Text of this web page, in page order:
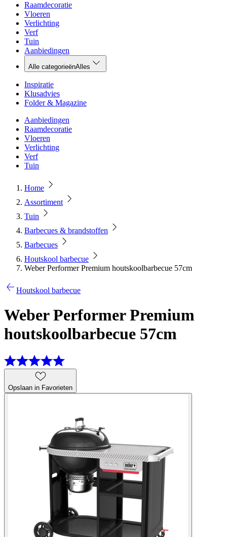
Raamdecoratie
Vloeren
Verlichting
Verf
Tuin
Aanbiedingen
Alle categorieënAlles
Inspiratie
Klusadvies
Folder & Magazine
Aanbiedingen
Raamdecoratie
Vloeren
Verlichting
Verf
Tuin
Home
Assortiment
Tuin
Barbecues & brandstoffen
Barbecues
Houtskool barbecue
Weber Performer Premium houtskoolbarbecue 57cm
Houtskool barbecue
Weber Performer Premium
houtskoolbarbecue 57cm
Opslaan in Favorieten